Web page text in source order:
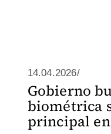
14.04.2026/
Gobierno
biométrica
principal